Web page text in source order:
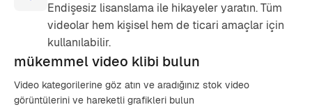
Endişesiz lisanslama ile hikayeler yaratın. Tüm
videolar hem kişisel hem de ticari amaçlar için
kullanılabilir.
mükemmel video klibi bulun
Video kategorilerine göz atın ve aradığınız stok video
görüntülerini ve hareketli grafikleri bulun